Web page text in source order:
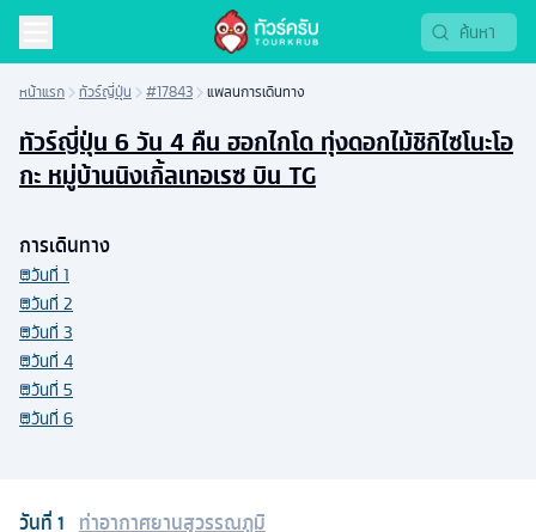
หน้าแรก ทัวร์ญี่ปุ่น #17843 แพลนการเดินทาง
ทัวร์ญี่ปุ่น 6 วัน 4 คืน ฮอกไกโด ทุ่งดอกไม้ชิกิไซโนะโอ
กะ หมู่บ้านนิงเกิ้ลเทอเรซ บิน TG
วันที่1 ท่าอากาศยานสุวรรณภูมิ
การเดินทาง
วันที่ 1
วันที่ 2
วันที่ 3
วันที่ 4
วันที่ 5
วันที่ 6